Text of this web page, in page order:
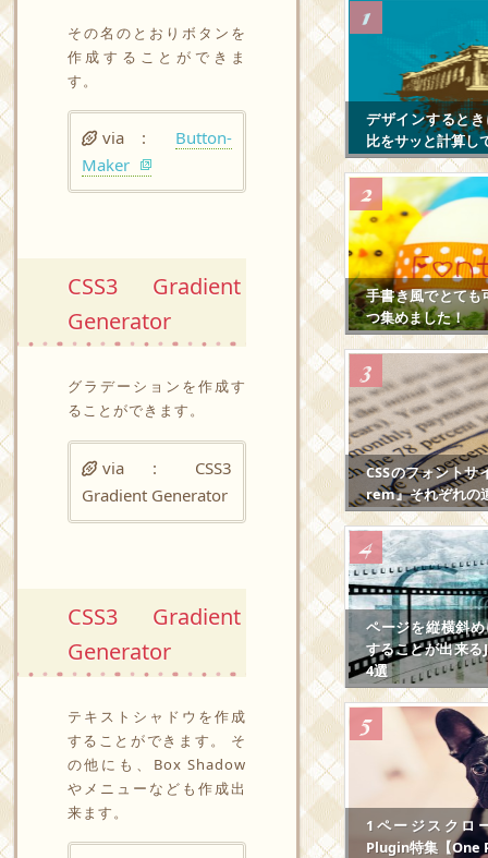
その名のとおりボタンを
作成することができま
す。
via :
Button-
Maker
CSS3 Gradient
Generator
グラデーションを作成す
ることができます。
via : CSS3
Gradient Generator
CSS3 Gradient
Generator
テキストシャドウを作成
することができます。 そ
の他にも、Box Shadow
やメニューなども作成出
来ます。
デザインすると
比をサッと計算し
手書き風でとても
つ集めました！
CSSのフォント
rem』それぞれの
ページを縦横斜
することが出来
4選
1ページスクロ
Plugin特集【One